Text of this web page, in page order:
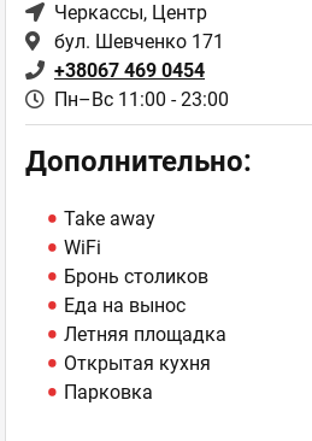
Черкассы, Центр
бул. Шевченко 171
+38067 469 0454
Пн–Вс 11:00 - 23:00
Дополнительно:
Take away
WiFi
Бронь столиков
Еда на вынос
Летняя площадка
Открытая кухня
Парковка